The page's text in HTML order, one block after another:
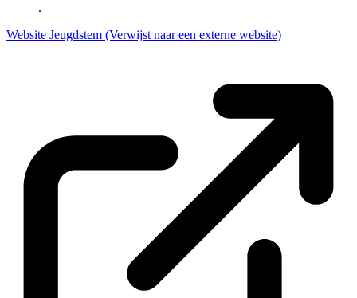
.
Website Jeugdstem (Verwijst naar een externe website)